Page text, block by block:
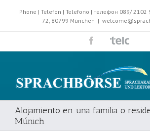
Phone | Telefon | Telefono | телефон 089/ 2102
72, 80799 München |
Alojamiento en una familia o
Múnich